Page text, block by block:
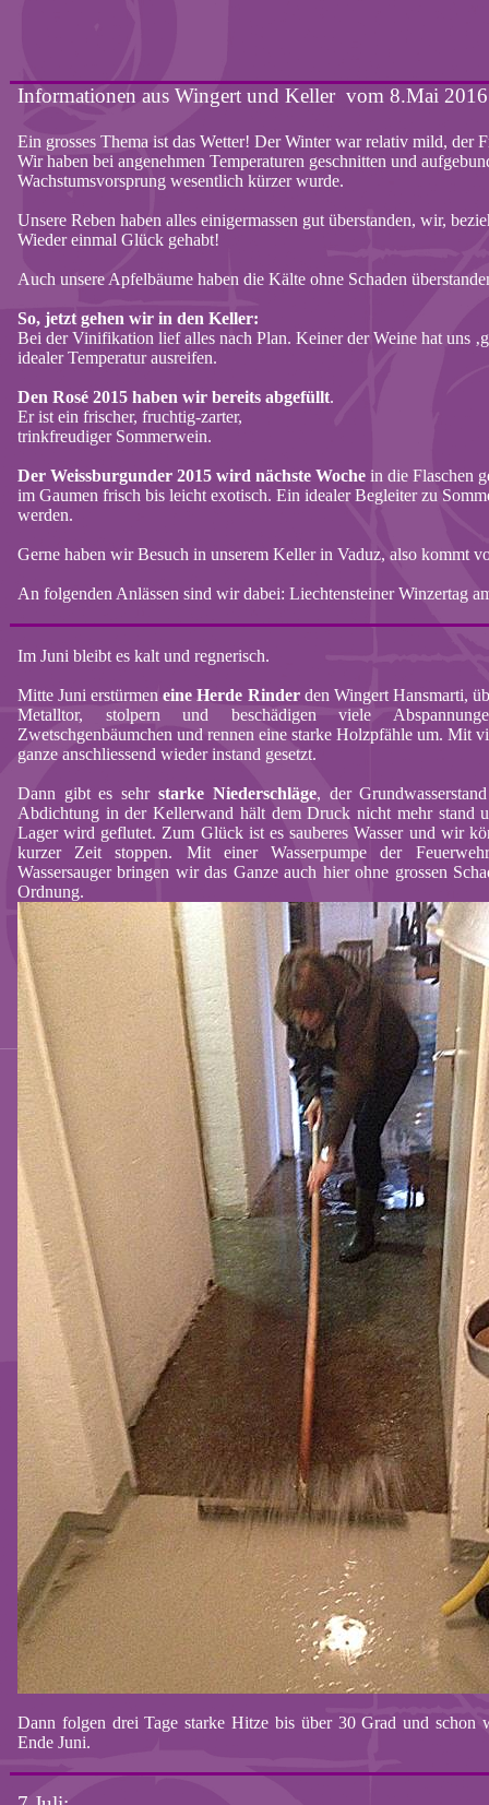
Informationen aus Wingertund Keller vom 8.Mai 2016
Ein grosses Thema istdas Wetter! Der Winter warrelativmild, der
Wir haben bei angenehmen Temperaturen geschnitten und
Wachstumsvorsprung wesentlich kürzer wurde.
Unsere Reben haben alles einigermassen gut überstanden, wir,
Wieder einmal Glück gehabt!
Auch unsere Apfelbäume haben die Kälte ohne Schaden
So, jetzt gehen wirin den Keller:
Bei derVinifikation lief alles nach Plan. KeinerderWeinehat uns‚
idealer Temperatur ausreifen.
Den Rosé 2015 haben wir bereits abgefüllt.
Er ist ein frischer, fruchtig-zarter,
trinkfreudiger Sommerwein.
Der Weissburgunder2015 wird nächste Wochein die Flaschen
im Gaumen frisch bis leicht exotisch. Ein idealer Begleiter zu
werden.
Gerne haben wir Besuch in unseremKeller in Vaduz, also kommt
An folgenden Anlässen sind wir dabei: LiechtensteinerWinzertag
Im Juni bleibt es kalt und regnerisch.
Mitte Juni erstürmeneine Herde Rinderden Wingert Hansmarti,
Metalltor, stolpern und beschädigen viele
Zwetschgenbäumchen und rennen eine starke Holzpfähle um. Mit
ganze anschliessend wieder instand gesetzt.
Dann gibt es sehr starke Niederschläge, der
Abdichtung in der Kellerwand hält dem Druck nicht mehr stand
Lager wird geflutet. Zum Glück ist es sauberes Wasser und wir
kurzer Zeit stoppen. Mit einer Wasserpumpe der
Wassersauger bringen wir das Ganze auch hier ohne grossen
Ordnung.
Dann folgen drei Tage starke Hitze bis über 30 Grad und schon
Ende Juni.